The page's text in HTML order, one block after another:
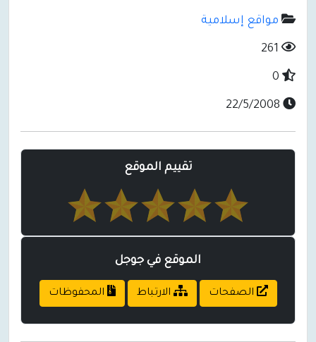
مواقع إسلامية
تقييم الموقع
الموقع في جوجل
الصفحات الارتباط المحفوظات